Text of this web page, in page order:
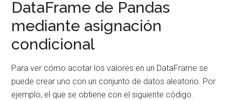
DataFrame de Pandas
mediante asignación
condicional
Para ver cómo acotar los valores en un DataFrame se
puede crear uno con un conjunto de datos aleatorio. Por
ejemplo, el que se obtiene con el siguiente código.